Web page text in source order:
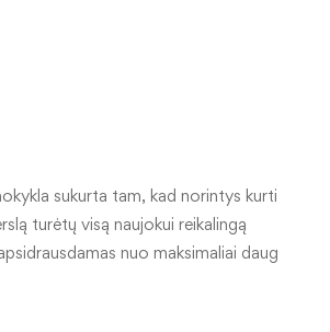
sukurta tam, kad norintys kurti
turėtų visą naujokui reikalingą
nuo maksimaliai daug